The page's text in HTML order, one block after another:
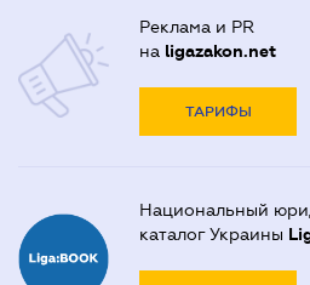
Реклама и PR
на ligazakon.net
ТАРИФЫ
Национальный
каталог Украины